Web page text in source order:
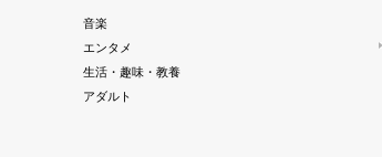
音楽
エンタメ
生活・趣味・教養
アダルト